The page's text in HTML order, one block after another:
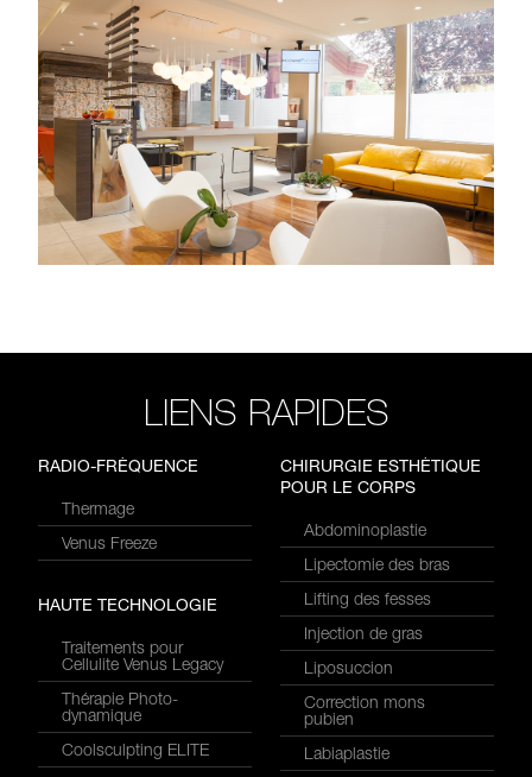
LIENS RAPIDES
RADIO-FRÉQUENCE
Thermage
Venus Freeze
HAUTE TECHNOLOGIE
Traitements pour
Cellulite Venus Legacy
Thérapie Photo-
dynamique
Coolsculpting ELITE
CHIRURGIE ESTHÉTIQUE
POUR LE CORPS
Abdominoplastie
Lipectomie des bras
Lifting des fesses
Injection de gras
Liposuccion
Correction mons
pubien
Labiaplastie